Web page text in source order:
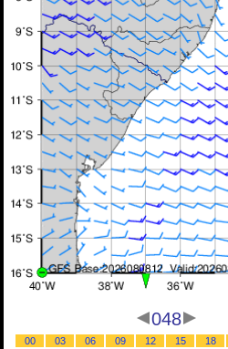
048
00 03 06 09 12 15 18